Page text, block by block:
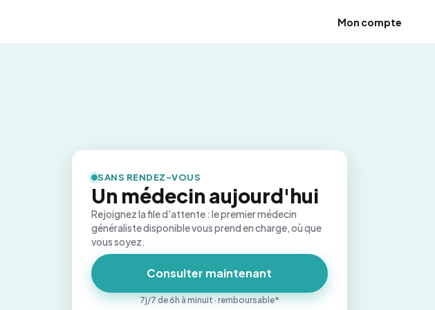
Mon compte
SANS RENDEZ-VOUS
Un médecin aujourd'hui
Rejoignez la file d'attente : le premier médecin
généraliste disponible vous prend en charge, où que
vous soyez.
Consulter maintenant
7j/7 de 6h à minuit · remboursable*